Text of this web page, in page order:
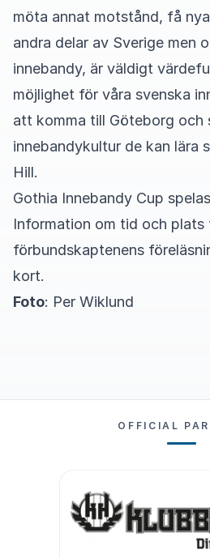
möta annat motstånd, få
andra delar av Sverige men
innebandy, är väldigt
möjlighet för våra svenska
att komma till Göteborg och
innebandykultur de kan lära
Hill.
Gothia Innebandy Cup
Information om tid och plats
förbundskaptenens
kort.
Foto: Per Wiklund
OFFICIAL